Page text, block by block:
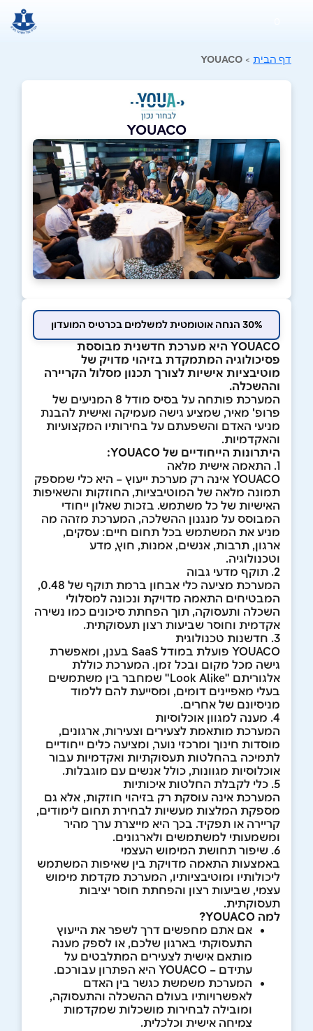
דף הבית >
YOUACO
YOUACO
30% הנחה אוטומטית למשלמים בכרטיס המועדון
YOUACO היא מערכת חדשנית מבוססת
פסיכולוגיה המתמקדת בזיהוי מדויק של
מוטיבציות אישיות לצורך תכנון מסלול הקריירה
וההשכלה.
המערכת פותחה על בסיס מודל 8 המניעים של
פרופ' מאיר, שמציע גישה מעמיקה ואישית להבנת
מניעי האדם והשפעתם על בחירותיו המקצועיות
והאקדמיות.
היתרונות הייחודיים של YOUACO:
1. התאמה אישית מלאה
YOUACO אינה רק מערכת ייעוץ – היא כלי שמספק
תמונה מלאה של המוטיבציות, החוזקות והשאיפות
האישיות של כל משתמש. בזכות שאלון ייחודי
המבוסס על מנגנון ההשלכה, המערכת מזהה מה
מניע את המשתמש בכל תחום חיים: עסקים,
ארגון, תרבות, אנשים, אמנות, חוץ, מדע
וטכנולוגיה.
2. תוקף מדעי גבוה
המערכת מציעה כלי אבחון ברמת תוקף של 0.48,
המבטיחים התאמה מדויקת ונכונה למסלולי
השכלה ותעסוקה, תוך הפחתת סיכונים כמו נשירה
אקדמית וחוסר שביעות רצון תעסוקתית.
3. חדשנות טכנולוגית
YOUACO פועלת במודל SaaS בענן, ומאפשרת
גישה מכל מקום ובכל זמן. המערכת כוללת
אלגוריתם "Look Alike" שמחבר בין משתמשים
בעלי מאפיינים דומים, ומסייעת להם ללמוד
מניסיונם של אחרים.
4. מענה למגוון אוכלוסיות
המערכת מותאמת לצעירים וצעירות, ארגונים,
מוסדות חינוך ומרכזי נוער, ומציעה כלים ייחודיים
לתמיכה בהחלטות תעסוקתיות ואקדמיות עבור
אוכלוסיות מגוונות, כולל אנשים עם מוגבלות.
5. כלי לקבלת החלטות איכותיות
המערכת אינה עוסקת רק בזיהוי חוזקות, אלא גם
מספקת המלצות מעשיות לבחירת תחום לימודים,
קריירה או תפקיד. בכך היא מייצרת ערך מהיר
ומשמעותי למשתמשים ולארגונים.
6. שיפור תחושת המימוש העצמי
באמצעות התאמה מדויקת בין שאיפות המשתמש
ליכולותיו ומוטיבציותיו, המערכת מקדמת מימוש
עצמי, שביעות רצון והפחתת חוסר יציבות
תעסוקתית.
למה YOUACO?
אם אתם מחפשים דרך לשפר את הייעוץ
התעסוקתי בארגון שלכם, או לספק מענה
מותאם אישית לצעירים המתלבטים על
עתידם – YOUACO היא הפתרון עבורכם.
המערכת משמשת כגשר בין האדם
לאפשרויותיו בעולם ההשכלה והתעסוקה,
ומובילה לבחירות מושכלות שמקדמות
צמיחה אישית וכלכלית.